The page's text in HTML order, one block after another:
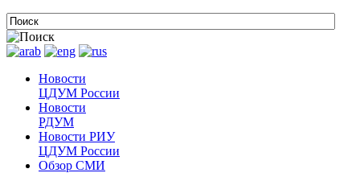
Новости
ЦДУМ России
Новости
РДУМ
Новости РИУ
ЦДУМ России
Обзор СМИ